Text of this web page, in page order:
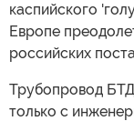
каспийского
Европе
российских
Трубопровод
только с